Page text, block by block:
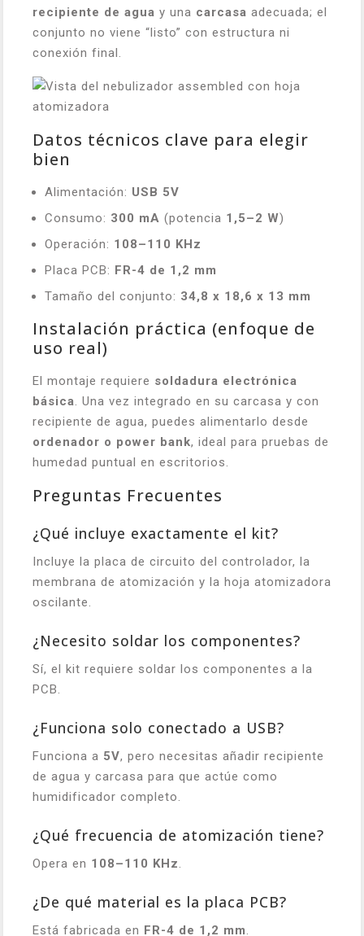
recipiente de agua y una carcasa adecuada; el
conjunto no viene “listo” con estructura ni
conexión final.
Datos técnicos clave para elegir
bien
Alimentación: USB 5V
Consumo: 300 mA (potencia 1,5–2 W)
Operación: 108–110 KHz
Placa PCB: FR-4 de 1,2 mm
Tamaño del conjunto: 34,8 x 18,6 x 13 mm
Instalación práctica (enfoque de
uso real)
El montaje requiere soldadura electrónica
básica. Una vez integrado en su carcasa y con
recipiente de agua, puedes alimentarlo desde
ordenador o power bank, ideal para pruebas de
humedad puntual en escritorios.
Preguntas Frecuentes
¿Qué incluye exactamente el kit?
Incluye la placa de circuito del controlador, la
membrana de atomización y la hoja atomizadora
oscilante.
¿Necesito soldar los componentes?
Sí, el kit requiere soldar los componentes a la
PCB.
¿Funciona solo conectado a USB?
Funciona a 5V, pero necesitas añadir recipiente
de agua y carcasa para que actúe como
humidificador completo.
¿Qué frecuencia de atomización tiene?
Opera en 108–110 KHz.
¿De qué material es la placa PCB?
Está fabricada en FR-4 de 1,2 mm.